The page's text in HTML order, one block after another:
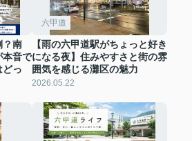
？南
本音で
どっ
六甲道
【雨の六甲道駅がちょっと好き
になる夜】住みやすさと街の雰
囲気を感じる灘区の魅力
2026.05.22